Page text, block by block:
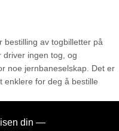
bestilling av togbilletter på
driver ingen tog, og
noe jernbaneselskap. Det er
enklere for deg å bestille
din —